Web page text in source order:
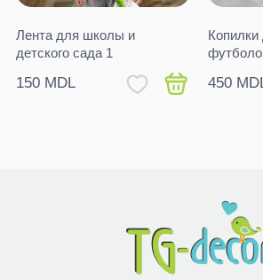
Лента для школы и
детского сада 1
150 MDL
Копилки
450